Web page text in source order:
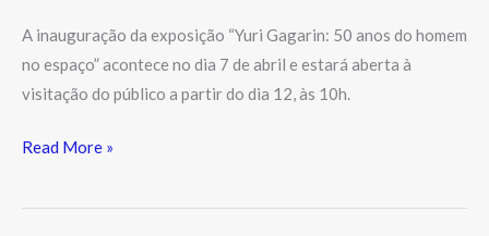
A inauguração da exposição “Yuri Gagarin: 50 anos do homem
no espaço” acontece no dia 7 de abril e estará aberta à
visitação do público a partir do dia 12, às 10h.
Read More »